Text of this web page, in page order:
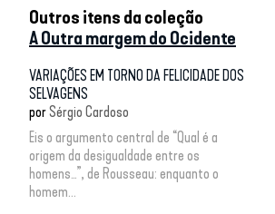
Outros itens da coleção
A Outra margem do Ocidente
VARIAÇÕES EM TORNO DA FELICIDADE DOS
SELVAGENS
porSérgio Cardoso
Eis o argumento central de “Qual é a
origem da desigualdade entre os
homens…”, de Rousseau: enquanto o
homem...